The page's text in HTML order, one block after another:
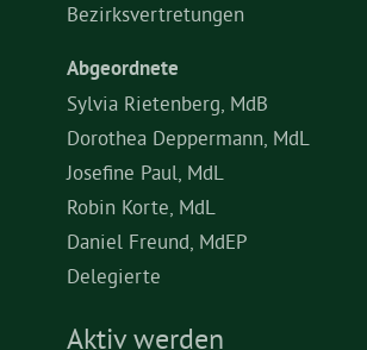
Bezirksvertretungen
Abgeordnete
Sylvia Rietenberg, MdB
Dorothea Deppermann, MdL
Josefine Paul, MdL
Robin Korte, MdL
Daniel Freund, MdEP
Delegierte
Aktiv werden